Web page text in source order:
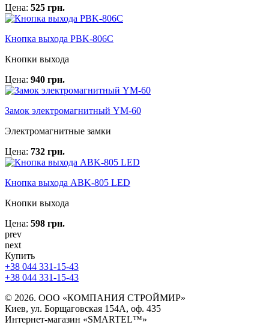
Цена: 525 грн.
Кнопка выхода PBK-806C
Кнопки выхода
Цена: 940 грн.
Замок электромагнитный YM-60
Электромагнитные замки
Цена: 732 грн.
Кнопка выхода ABK-805 LED
Кнопки выхода
Цена: 598 грн.
prev
next
Купить
+38 044 331-15-43
+38 044 331-15-43
© 2026. ООО «КОМПАНИЯ СТРОЙМИР»
Киев, ул. Борщаговская 154А, оф. 435
Интернет-магазин «SMARTEL™»